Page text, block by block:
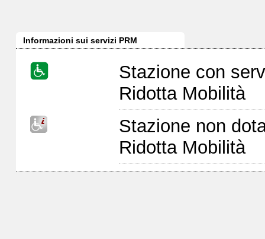
Informazioni sui servizi PRM
Stazione con
Ridotta Mobilità
Stazione non
Ridotta Mobilità